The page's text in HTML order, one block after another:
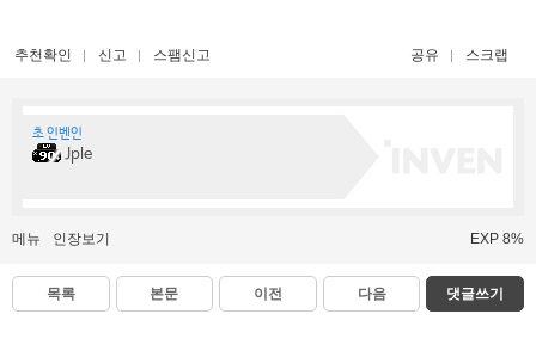
추천확인 신고 스팸신고 공유 스크랩
초 인벤인
Jple
메뉴 인장보기 EXP 8%
목록 본문 이전 다음 댓글쓰기